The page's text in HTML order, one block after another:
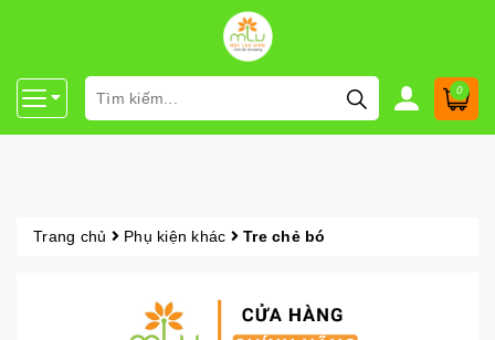
0
Trang chủ Phụ kiện khác Tre chẻ bó